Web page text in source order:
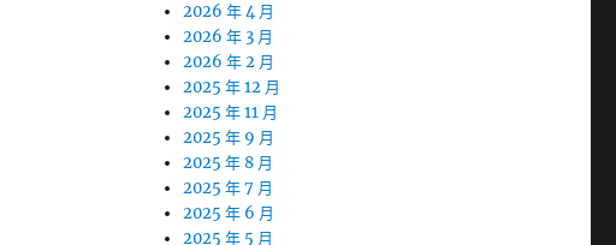
2026 年 4 月
2026 年 3 月
2026 年 2 月
2025 年 12 月
2025 年 11 月
2025 年 9 月
2025 年 8 月
2025 年 7 月
2025 年 6 月
2025 年 5 月